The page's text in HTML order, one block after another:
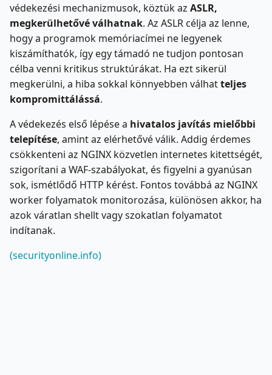
védekezési mechanizmusok, köztük az ASLR,
megkerülhetővé válhatnak. Az ASLR célja az lenne,
hogy a programok memóriacímei ne legyenek
kiszámíthatók, így egy támadó ne tudjon pontosan
célba venni kritikus struktúrákat. Ha ezt sikerül
megkerülni, a hiba sokkal könnyebben válhatteljes
kompromittálássá.
A védekezés első lépése a hivatalos javítás mielőbbi
telepítése, amint az elérhetővé válik. Addig érdemes
csökkenteni az NGINX közvetlen internetes kitettségét,
szigorítani a WAF-szabályokat, és figyelni a gyanúsan
sok, ismétlődő HTTP kérést. Fontos továbbá az NGINX
worker folyamatok monitorozása, különösen akkor, ha
azok váratlan shellt vagy szokatlan folyamatot
indítanak.
(securityonline.info)